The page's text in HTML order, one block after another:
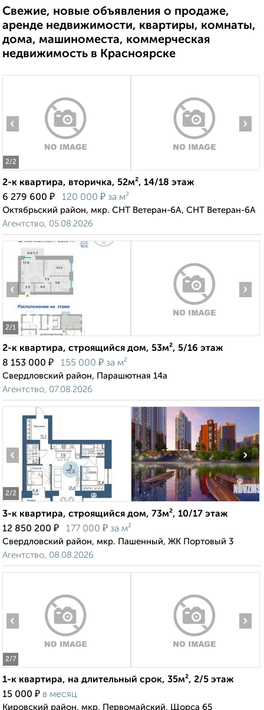
Свежие, новые объявления о продаже,
аренде недвижимости, квартиры, комнаты,
дома, машиноместа, коммерческая
недвижимость в Красноярске
2/2
‹ ›
2-к квартира, вторичка, 52м², 14/18 этаж
6 279 600 ₽ 120 000 ₽ за м²
Октябрьский район, мкр. СНТ Ветеран-6А, СНТ Ветеран-6А
Агентство, 05.08.2026
2/1
‹ ›
2-к квартира, строящийся дом, 53м², 5/16 этаж
8 153 000 ₽ 155 000 ₽ за м²
Свердловский район, Парашютная 14а
Агентство, 07.08.2026
2/2
‹ ›
3-к квартира, строящийся дом, 73м², 10/17 этаж
12 850 200 ₽ 177 000 ₽ за м²
Свердловский район, мкр. Пашенный, ЖК Портовый 3
Агентство, 08.08.2026
2/7
‹ ›
1-к квартира, на длительный срок, 35м², 2/5 этаж
15 000 ₽ в месяц
Кировский район, мкр. Первомайский, Щорса 65